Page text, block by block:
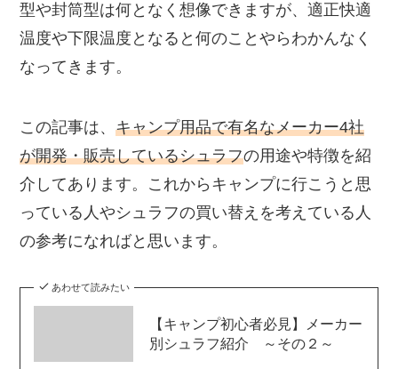
型や封筒型は何となく想像できますが、適正快適
温度や下限温度となると何のことやらわかんなく
なってきます。
この記事は、キャンプ用品で有名なメーカー4社
が開発・販売しているシュラフの用途や特徴を紹
介してあります。これからキャンプに行こうと思
っている人やシュラフの買い替えを考えている人
の参考になればと思います。
あわせて読みたい
【キャンプ初心者必見】メーカー
別シュラフ紹介 ～その２～